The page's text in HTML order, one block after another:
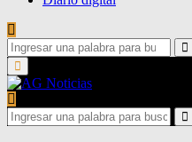
Search
for:Primary
Menu
Search
for: